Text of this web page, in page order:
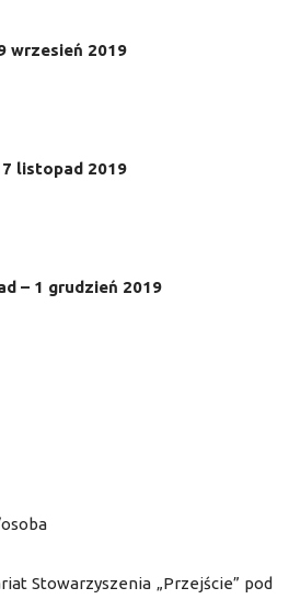
wrzesień 2019
listopad 2019
– 1 grudzień 2019
Stowarzyszenia „Przejście” pod